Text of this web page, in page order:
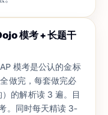
模考 + 长题干
模考是公认的金标
做完，每套做完必
的解析读 3 遍。目
。同时每天精读 3-